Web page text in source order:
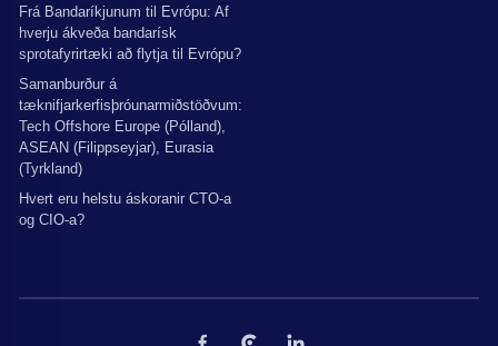
Frá Bandaríkjunum til Evrópu: Af
hverju ákveða bandarísk
sprotafyrirtæki að flytja til Evrópu?
Samanburður á
tæknifjarkerfisþróunarmiðstöðvum:
Tech Offshore Europe (Pólland),
ASEAN (Filippseyjar), Eurasia
(Tyrkland)
Hvert eru helstu áskoranir CTO-a
og CIO-a?